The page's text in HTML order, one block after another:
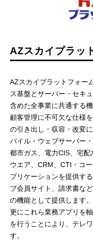
AZスカイプラッ
AZスカイプラットフォー
ス基盤とサーバー・セキ
含めた全事業に共通する
顧客管理に不可欠な仕様
の引き出し・収容・改変
バイル・ウェブサーバー
都市ガス、電力CIS、宅
ウエア、CRM、CTI・コ
プリケーションを提供す
ブ会員サイト、請求書な
の機能として提供します。
更にこれら業務アプリを
を行うことにより、テレ
す。